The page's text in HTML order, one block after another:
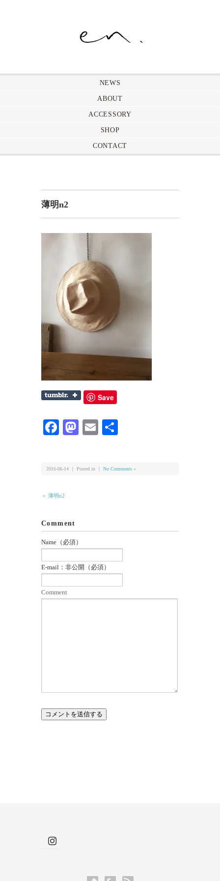
NEWS
ABOUT
ACCESSORY
SHOP
CONTACT
薄明n2
Save
Facebook
Mastodon
Email
2016-06-14 ｜ Posted in ｜ No Comments »
＜ 薄明n2
Comment
Name（必須）
E-mail：非公開（必須）
Comment